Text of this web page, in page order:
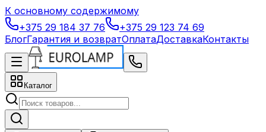
К основному содержимому
+375 29 184 37 76
+375 29 123 74 69
БлогГарантия и возвратОплатаДоставкаКонтакты
Каталог